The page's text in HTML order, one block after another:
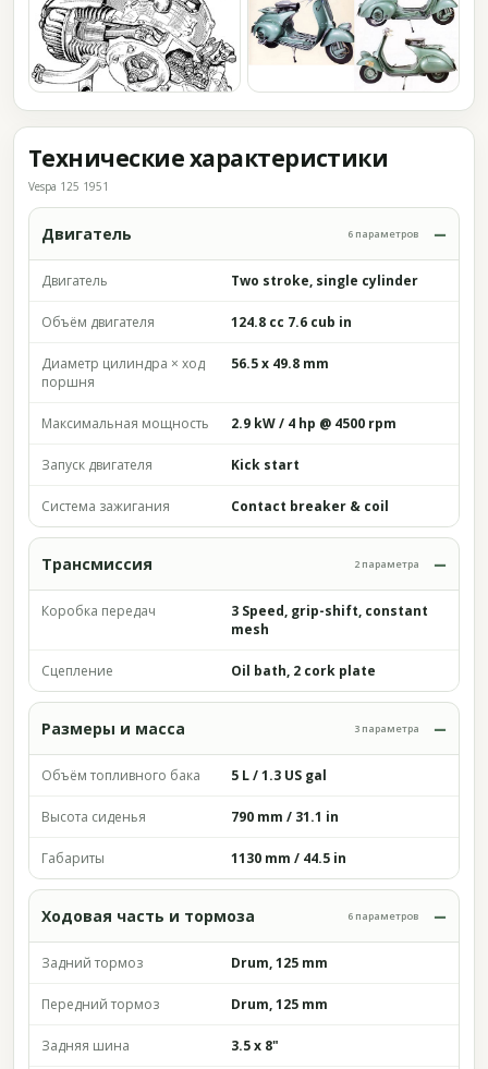
Технические характеристики
Vespa 125 1951
Двигатель 6 параметров
Двигатель Two stroke, single cylinder
Объём двигателя 124.8 cc 7.6 cub in
Диаметр цилиндра × ход
поршня
56.5 x 49.8 mm
Максимальная мощность 2.9 kW / 4 hp @ 4500 rpm
Запуск двигателя Kick start
Система зажигания Contact breaker & coil
Трансмиссия 2 параметра
Коробка передач
3 Speed, grip-shift, constant
mesh
Сцепление Oil bath, 2 cork plate
Размеры и масса 3 параметра
Объём топливного бака 5 L / 1.3 US gal
Высота сиденья 790 mm / 31.1 in
Габариты 1130 mm / 44.5 in
Ходовая часть и тормоза 6 параметров
Задний тормоз Drum, 125 mm
Передний тормоз Drum, 125 mm
Задняя шина 3.5 x 8"